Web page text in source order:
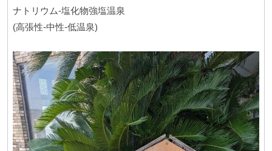
ナトリウム-塩化物強塩温泉
(高張性-中性-低温泉)